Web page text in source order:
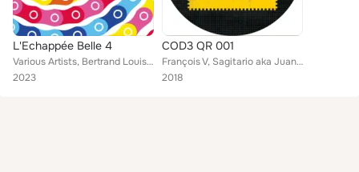
L'Echappée Belle 4
Various Artists, Bertrand Louis, DiBarlé, Nicolas Haas, Super Chaton, MERLOT, SFF, Cosmobrown, Robic, Villamore, Super5tars, GRE...
2023
COD3 QR 001
François V, Sagitario aka Juan Sanchez, Jabbar
2018